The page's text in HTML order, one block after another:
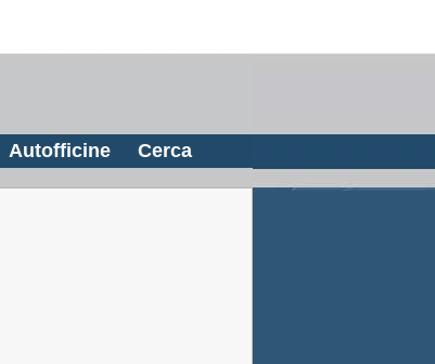
Autofficine Cerca